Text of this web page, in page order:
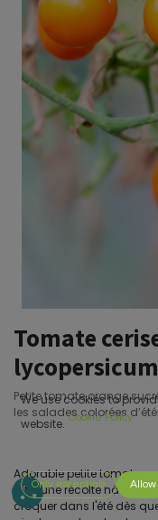
Tomate
Petite tomate orange
les salades colorées d’été.
Adorable petite tomate
offre une récolte hâtive;
croquer dans l'été dès
We use cookies to
website. Cookie Policy
Only essentials Allow